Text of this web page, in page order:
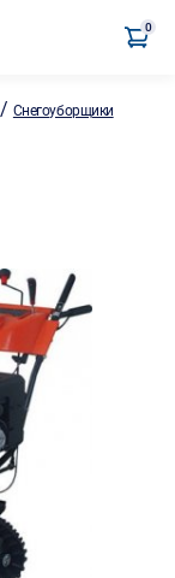
0
/ Снегоуборщики